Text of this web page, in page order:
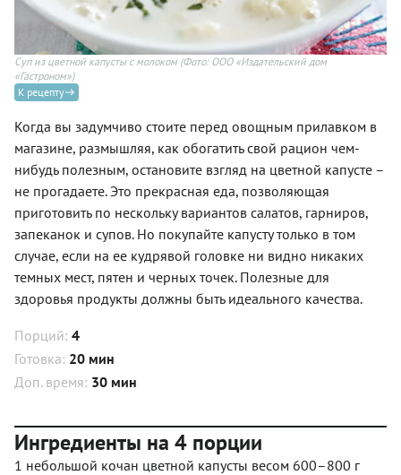
Суп из цветной капусты с молоком (Фото: ООО «Издательский дом
«Гастроном»)
К рецепту
Когда вы задумчиво стоите перед овощным прилавком в
магазине, размышляя, как обогатить свой рацион чем-
нибудь полезным, остановите взгляд на цветной капусте –
не прогадаете. Это прекрасная еда, позволяющая
приготовить по нескольку вариантов салатов, гарниров,
запеканок и супов. Но покупайте капусту только в том
случае, если на ее кудрявой головке ни видно никаких
темных мест, пятен и черных точек. Полезные для
здоровья продукты должны быть идеального качества.
Порций: 4
Готовка: 20 мин
Доп. время: 30 мин
Ингредиенты на 4 порции
1 небольшой кочан цветной капусты весом 600–800 г